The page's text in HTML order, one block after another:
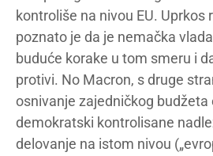
kontroliše na nivou EU. Uprkos
poznato je da je nemačka
buduće korake u tom smeru i
protivi. No Macron, s druge
osnivanje zajedničkog budžeta
demokratski kontrolisane
delovanje na istom nivou